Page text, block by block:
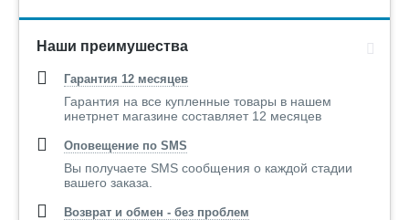
Наши преимушества
Гарантия 12 месяцев
Гарантия на все купленные товары в нашем
инетрнет магазине составляет 12 месяцев
Оповещение по SMS
Вы получаете SMS сообщения о каждой стадии
вашего заказа.
Возврат и обмен - без проблем